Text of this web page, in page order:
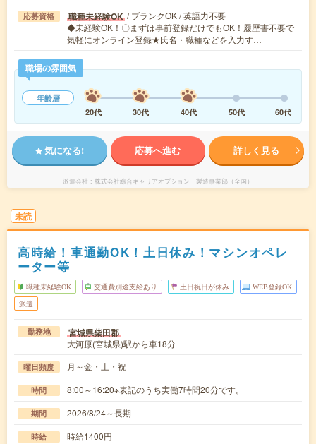
応募資格 職種未経験OK / ブランクOK / 英語力不要
◆未経験OK！〇まずは事前登録だけでもOK！履歴書不要で
気軽にオンライン登録★氏名・職種などを入力す…
職場の雰囲気
年齢層
20代
30代 40代 50代 60代
気になる! 応募へ進む 詳しく見る
派遣会社 株式会社綜合キャリアオプション 製造事業部（全国）
未読
高時給！車通勤OK！土日休み！マシンオペレ
ーター等
職種未経験OK 交通費別途支給あり 土日祝日が休み WEB登録OK
派遣
勤務地 宮城県柴田郡
大河原(宮城県)駅から車18分
曜日頻度 月～金・土・祝
時間 8:00～16:20※表記のうち実働7時間20分です。
期間 2026/8/24～長期
時給 時給1400円